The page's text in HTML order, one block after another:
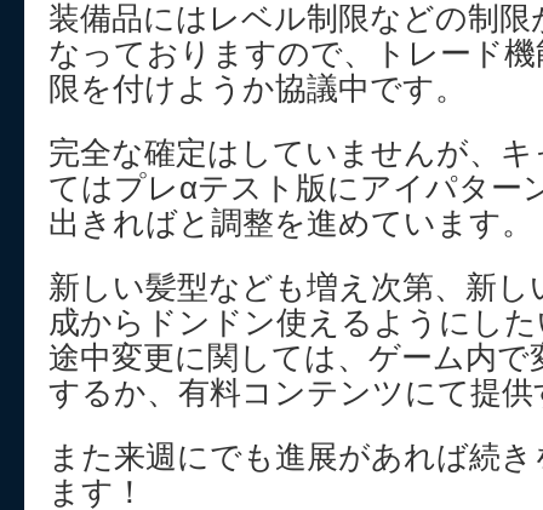
装備品にはレベル制限などの制
なっておりますので、トレード
限を付けようか協議中です。
完全な確定はしていませんが、
てはプレαテスト版にアイパター
出きればと調整を進めています。
新しい髪型なども増え次第、新
成からドンドン使えるようにし
途中変更に関しては、ゲーム内
するか、有料コンテンツにて提
また来週にでも進展があれば続
ます！